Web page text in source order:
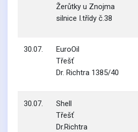
Žerůtky u Znojma
silnice I.třídy č.38
30.07.
EuroOil
Třešť
Dr. Richtra 1385/40
30.07.
Shell
Třešť
Dr.Richtra